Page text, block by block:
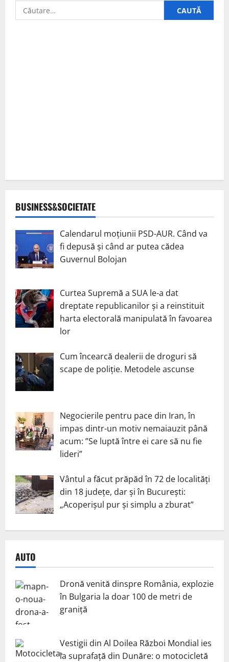
Caută
după:
BUSINESS&SOCIETATE
Calendarul moțiunii PSD-AUR. Când va
fi depusă și când ar putea cădea
Guvernul Bolojan
Curtea Supremă a SUA le-a dat
dreptate republicanilor și a reinstituit
harta electorală manipulată în favoarea
lor
Cum încearcă dealerii de droguri să
scape de poliție. Metodele ascunse
Negocierile pentru pace din Iran, în
impas dintr-un motiv nemaiauzit până
acum: ”Se luptă între ei care să nu fie
lideri”
Vântul a făcut prăpăd în 72 de localități
din 18 județe, dar și în București:
„Acoperișul pur și simplu a zburat”
AUTO
Dronă venită dinspre România, explozie
în Bulgaria la doar 100 de metri de
graniță
Vestigii din Al Doilea Război Mondial ies
la suprafață din Dunăre: o motocicletă